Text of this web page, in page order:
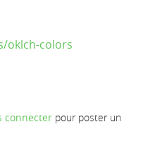
oklch-colors
connecter pour poster un